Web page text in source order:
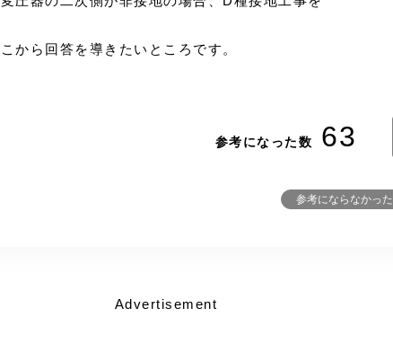
から回答を導きたいところです。
参考になった数 63
参考にならなかった
Advertisement